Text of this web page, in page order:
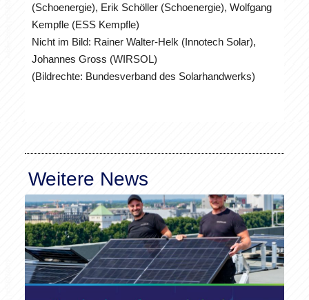
(Schoenergie), Erik Schöller (Schoenergie), Wolfgang
Kempfle (ESS Kempfle)
Nicht im Bild: Rainer Walter-Helk (Innotech Solar),
Johannes Gross (WIRSOL)
(Bildrechte: Bundesverband des Solarhandwerks)
Weitere News